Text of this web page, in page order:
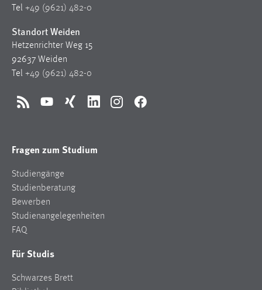
Tel +49 (9621) 482-0
Standort Weiden
Hetzenrichter Weg 15
92637 Weiden
Tel +49 (9621) 482-0
RSS YouTubeXing LinkedInInstagramFacebook
Fragen zum Studium
Studiengänge
Studienberatung
Bewerben
Studienangelegenheiten
FAQ
Für Studis
Schwarzes Brett